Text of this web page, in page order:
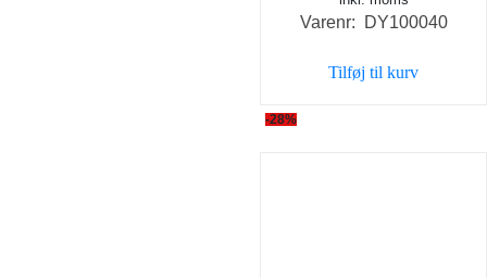
pris
179,00 kr..
pris
Varenr: DY100040
Tilføj til kurv
-28%